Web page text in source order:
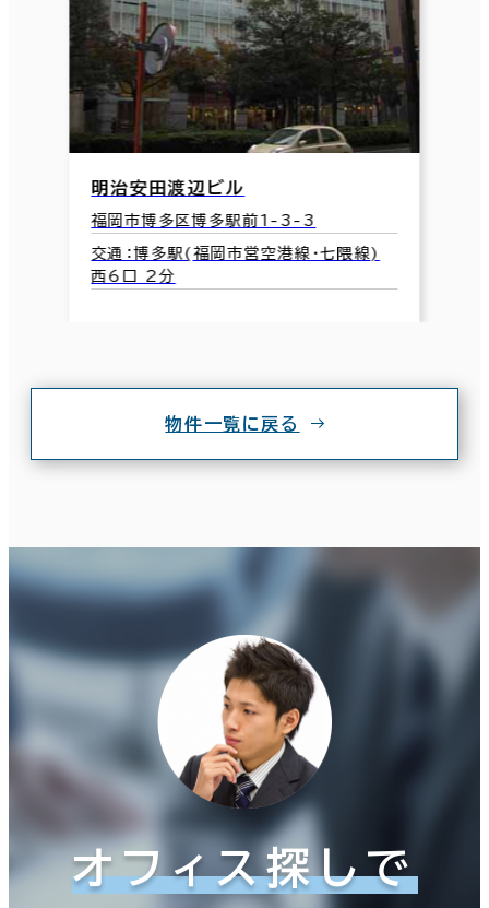
明治安田渡辺ビル
福岡市博多区博多駅前1-3-3
交通：博多駅(福岡市営空港線･七隈線)
西6口 2分
物件一覧に戻る
オフィス探しで